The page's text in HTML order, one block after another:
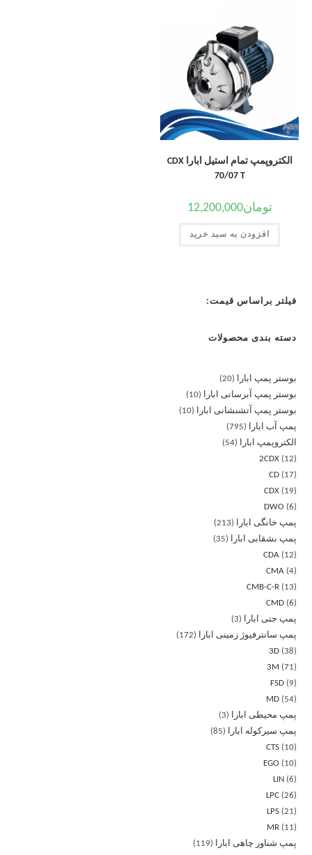
الکتروپمپ تمام استیل ابارا CDX
70/07 T
تومان12,200,000
افزودن به سبد خرید
فیلتر براساس قیمت:
دسته بندی محصولات
بوستر پمپ ابارا
20
بوستر پمپ آبرسانی ابارا
10
بوستر پمپ آتشنشانی ابارا
10
پمپ آب ابارا
795
الکتروپمپ ابارا
54
2CDX
12
CD
17
CDX
19
DWO
6
پمپ خانگی ابارا
213
پمپ بشقابی ابارا
35
CDA
12
CMA 4
CMB-C-R
13
CMD 6
پمپ جتی ابارا
3
پمپ سانترفیوژ زمینی ابارا
172
3D 38
3M
71
FSD
9
MD
54
پمپ محیطی ابارا
3
پمپ سیرکوله ابارا
85
CTS
10
EGO
10
LIN
6
LPC 26
LPS 21
MR
11
پمپ شناور چاهی ابارا
119